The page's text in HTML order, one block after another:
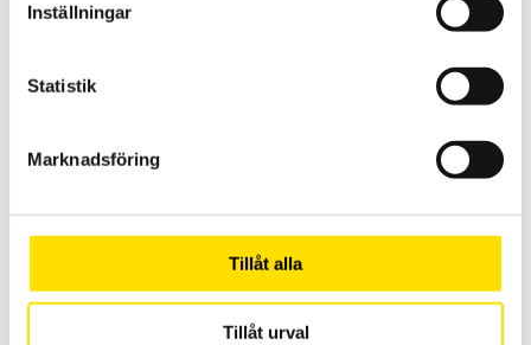
Inställningar
Statistik
Marknadsföring
Tillåt alla
Tillåt urval
Mecmesin ILC-S lastceller